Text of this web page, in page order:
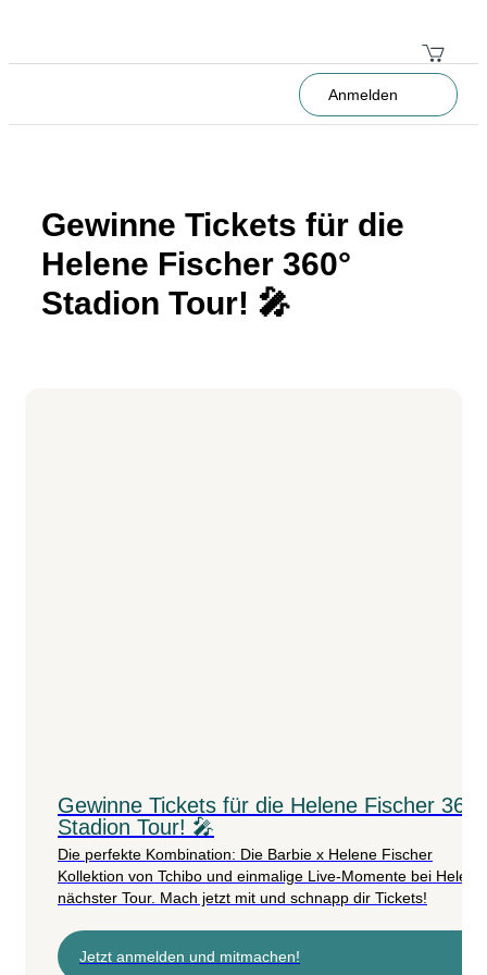
Anmelden
Gewinne Tickets für die
Helene Fischer 360°
Stadion Tour! 🎤
Gewinne Tickets für die Helene Fischer 360°
Stadion Tour! 🎤
Die perfekte Kombination: Die Barbie x Helene Fischer
Kollektion von Tchibo und einmalige Live-Momente bei
nächster Tour. Mach jetzt mit und schnapp dir Tickets!
Jetzt anmelden und mitmachen!